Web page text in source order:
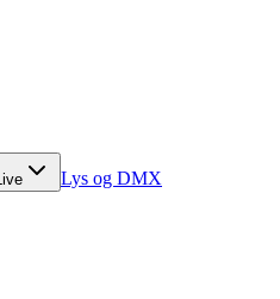
Lys og DMX